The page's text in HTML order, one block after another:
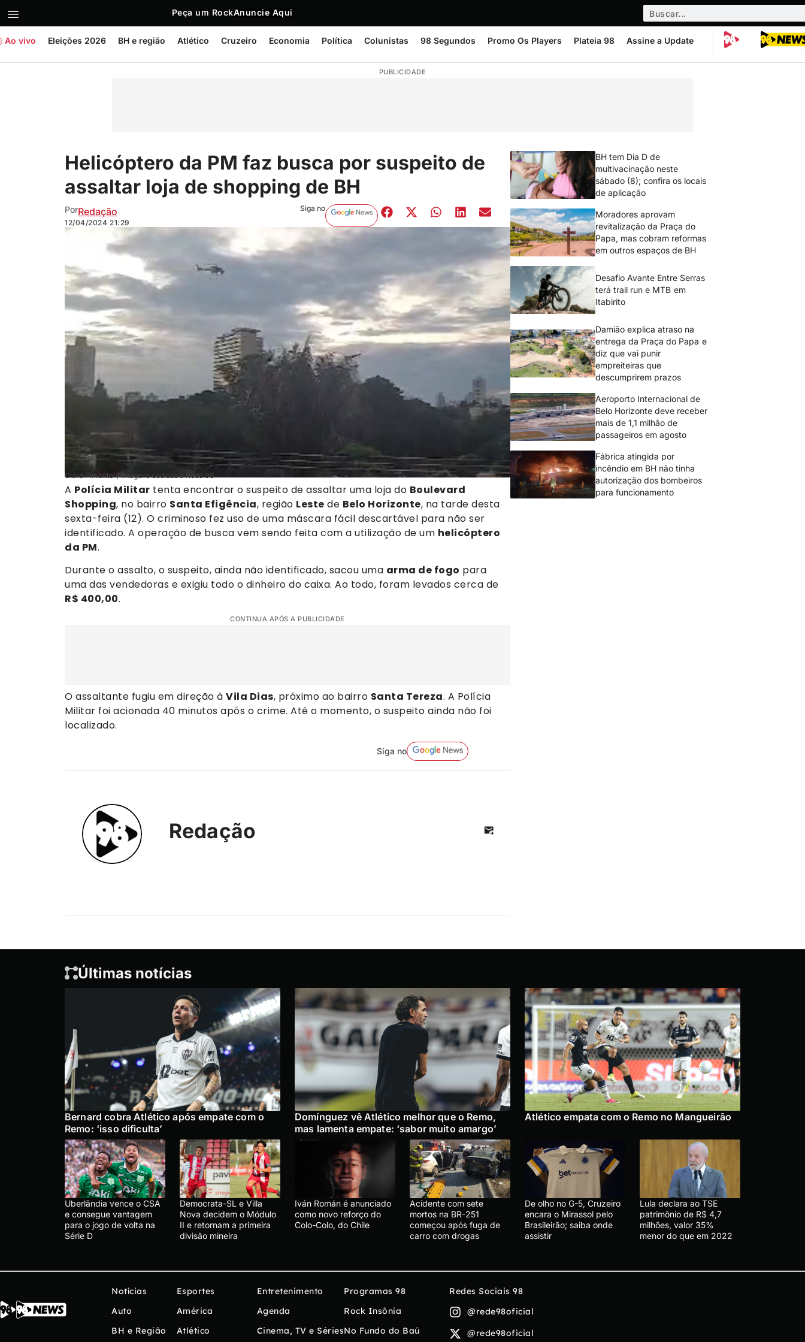
Peça um RockAnuncie Aqui
Ao vivo Eleições 2026 BH e região Atlético Cruzeiro Economia Política Colunistas 98 Segundos Promo Os Players Plateia 98 Assine a Update
PUBLICIDADE
Helicóptero da PM faz busca por suspeito de
assaltar loja de shopping de BH
PorRedação
12/04/2024 21:29
Siga no
Clara Pimentel / Imagens cedidas à Rede 98
A Polícia Militar tenta encontrar o suspeito de assaltar uma loja do Boulevard
Shopping, no bairro Santa Efigência, região Leste de Belo Horizonte, na tarde desta
sexta-feira (12). O criminoso fez uso de uma máscara fácil descartável para não ser
identificado. A operação de busca vem sendo feita com a utilização de um helicóptero
da PM.
Durante o assalto, o suspeito, ainda não identificado, sacou uma arma de fogo para
uma das vendedoras e exigiu todo o dinheiro do caixa. Ao todo, foram levados cerca de
R$ 400,00.
CONTINUA APÓS A PUBLICIDADE
O assaltante fugiu em direção à Vila Dias, próximo ao bairro Santa Tereza. A Polícia
Militar foi acionada 40 minutos após o crime. Até o momento, o suspeito ainda não foi
localizado.
Siga no
Redação
BH tem Dia D de
multivacinação neste
sábado (8); confira os locais
de aplicação
Moradores aprovam
revitalização da Praça do
Papa, mas cobram reformas
em outros espaços de BH
Desafio Avante Entre Serras
terá trail run e MTB em
Itabirito
Damião explica atraso na
entrega da Praça do Papa e
diz que vai punir
empreiteiras que
descumprirem prazos
Aeroporto Internacional de
Belo Horizonte deve receber
mais de 1,1 milhão de
passageiros em agosto
Fábrica atingida por
incêndio em BH não tinha
autorização dos bombeiros
para funcionamento
Últimas notícias
Bernard cobra Atlético após empate com o
Remo: ‘isso dificulta’
Domínguez vê Atlético melhor que o Remo,
mas lamenta empate: ‘sabor muito amargo’
Atlético empata com o Remo no Mangueirão
Uberlândia vence o CSA
e consegue vantagem
para o jogo de volta na
Série D
Democrata-SL e Villa
Nova decidem o Módulo
II e retornam a primeira
divisão mineira
Iván Román é anunciado
como novo reforço do
Colo-Colo, do Chile
Acidente com sete
mortos na BR-251
começou após fuga de
carro com drogas
De olho no G-5, Cruzeiro
encara o Mirassol pelo
Brasileirão; saiba onde
assistir
Lula declara ao TSE
patrimônio de R$ 4,7
milhões, valor 35%
menor do que em 2022
Notícias
Auto
BH e Região
Esportes
América
Atlético
Entretenimento
Agenda
Cinema, TV e Séries
Programas 98
Rock Insônia
No Fundo do Baú
Redes Sociais 98
@rede98oficial
@rede98oficial